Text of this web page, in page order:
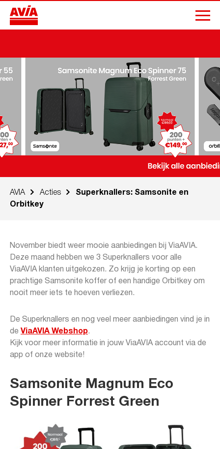
AVIA Acties
Superknallers: Samsonite en
Orbitkey
November biedt weer mooie aanbiedingen bij ViaAVIA.
Deze maand hebben we 3 Superknallers voor alle
ViaAVIA klanten uitgekozen. Zo krijg je korting op een
prachtige Samsonite koffer of een handige Orbitkey om
nooit meer iets te hoeven verliezen.
De Superknallers en nog veel meer aanbiedingen vind je in
de ViaAVIA Webshop.
Kijk voor meer informatie in jouw ViaAVIA account via de
app of onze website!
Samsonite Magnum Eco
Spinner Forrest Green